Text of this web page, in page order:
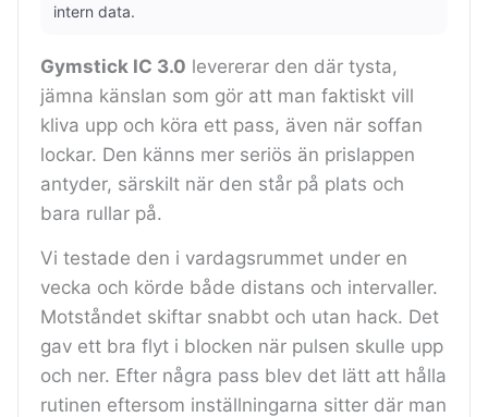
intern data.
Gymstick IC 3.0 levererar den där tysta,
jämna känslan som gör att man faktiskt vill
kliva upp och köra ett pass, även när soffan
lockar. Den känns mer seriös än prislappen
antyder, särskilt när den står på plats och
bara rullar på.
Vi testade den i vardagsrummet under en
vecka och körde både distans och intervaller.
Motståndet skiftar snabbt och utan hack. Det
gav ett bra flyt i blocken när pulsen skulle upp
och ner. Efter några pass blev det lätt att hålla
rutinen eftersom inställningarna sitter där man